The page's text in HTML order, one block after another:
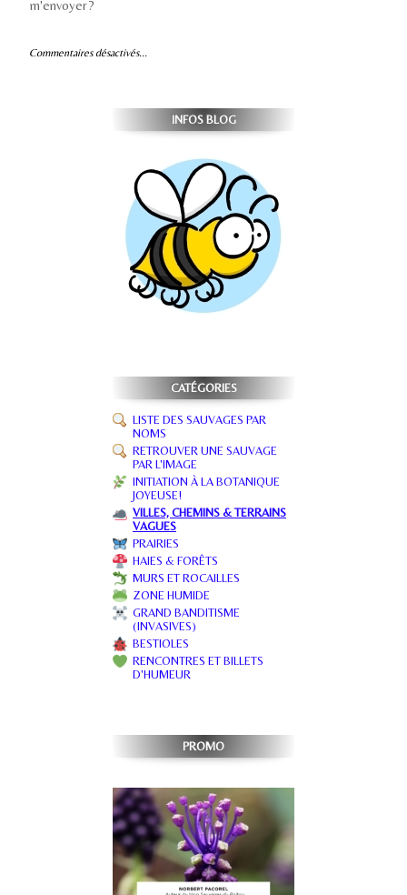
m'envoyer?
Commentaires désactivés...
INFOS BLOG
CATÉGORIES
LISTE DES SAUVAGES PAR
NOMS
RETROUVER UNE SAUVAGE
PAR L'IMAGE
INITIATION À LA BOTANIQUE
JOYEUSE!
VILLES, CHEMINS & TERRAINS
VAGUES
PRAIRIES
HAIES & FORÊTS
MURS ET ROCAILLES
ZONE HUMIDE
GRAND BANDITISME
(INVASIVES)
BESTIOLES
RENCONTRES ET BILLETS
D'HUMEUR
PROMO